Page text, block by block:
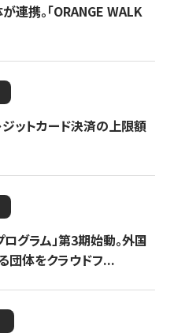
連携。「ORANGE WALK
ットカード決済の上限額
グラム」第3期始動。外国
団体をクラウドフ...